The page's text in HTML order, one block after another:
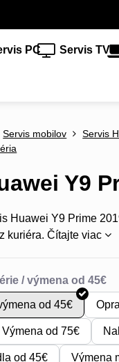
PC Servis TV
Servis mobilov
Servis
Y9
Huawei Y9 Prime
kuriéra.Čítajte viac
od 45€
od 75€
od 45€ Výmena